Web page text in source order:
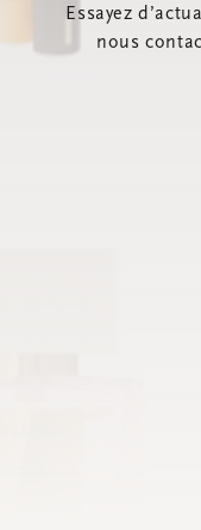
Essayez
nous